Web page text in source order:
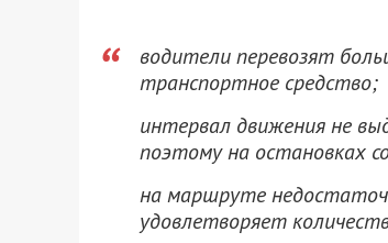
водители перевозят
транспортное средство;
интервал движения не
поэтому на остановках
на маршруте
удовлетворяет